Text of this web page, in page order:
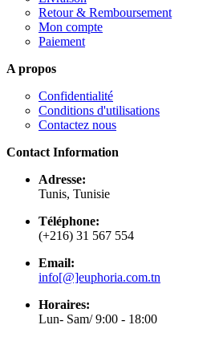
Retour & Remboursement
Mon compte
Paiement
A propos
Confidentialité
Conditions d'utilisations
Contactez nous
Contact Information
Adresse:
Tunis, Tunisie
Téléphone:
(+216) 31 567 554
Email:
info[@]euphoria.com.tn
Horaires:
Lun- Sam/ 9:00 - 18:00